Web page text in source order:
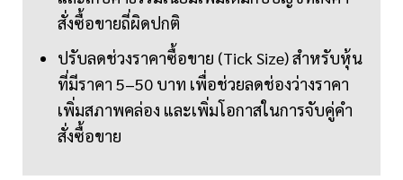
สั่งซื้อขายถี่ผิดปกติ
ปรับลดช่วงราคาซื้อขาย (Tick Size) สำหรับหุ้น
ที่มีราคา 5–50 บาท เพื่อช่วยลดช่องว่างราคา
เพิ่มสภาพคล่อง และเพิ่มโอกาสในการจับคู่คำ
สั่งซื้อขาย